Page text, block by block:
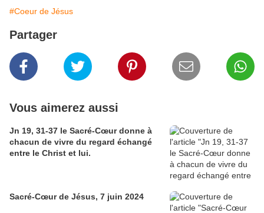
#Coeur de Jésus
Partager
Vous aimerez aussi
Jn 19, 31-37 le Sacré-Cœur donne à
chacun de vivre du regard échangé
entre le Christ et lui.
Sacré-Cœur de Jésus, 7 juin 2024